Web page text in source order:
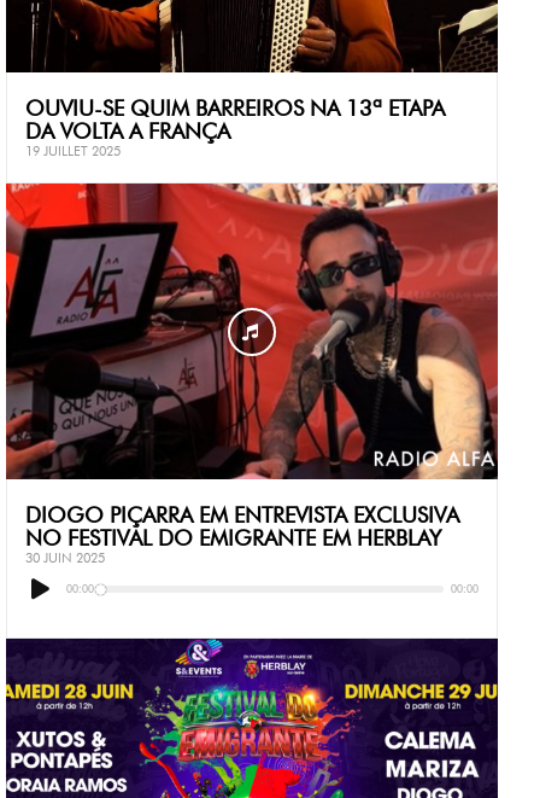
OUVIU-SE QUIM BARREIROS NA 13ª ETAPA
DA VOLTA A FRANÇA
19 JUILLET 2025
DIOGO PIÇARRA EM ENTREVISTA EXCLUSIVA
NO FESTIVAL DO EMIGRANTE EM HERBLAY
30 JUIN 2025
audio 00:00 00:00